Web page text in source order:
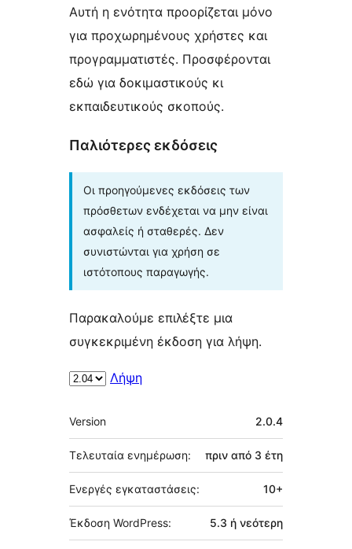
Αυτή η ενότητα προορίζεται μόνο
για προχωρημένους χρήστες και
προγραμματιστές. Προσφέρονται
εδώ για δοκιμαστικούς κι
εκπαιδευτικούς σκοπούς.
Παλιότερες εκδόσεις
Οι προηγούμενες εκδόσεις των
πρόσθετων ενδέχεται να μην είναι
ασφαλείς ή σταθερές. Δεν
συνιστώνται για χρήση σε
ιστότοπους παραγωγής.
Παρακαλούμε επιλέξτε μια
συγκεκριμένη έκδοση για λήψη.
Λήψη
Μεταστοιχεία
Version 2.0.4
Τελευταία ενημέρωση: πριν από 3 έτη
Ενεργές εγκαταστάσεις: 10+
Έκδοση WordPress: 5.3 ή νεότερη